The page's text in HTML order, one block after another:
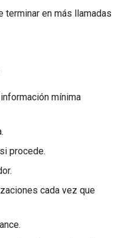
terminar en más llamadas
mínima
procede.
cada vez que